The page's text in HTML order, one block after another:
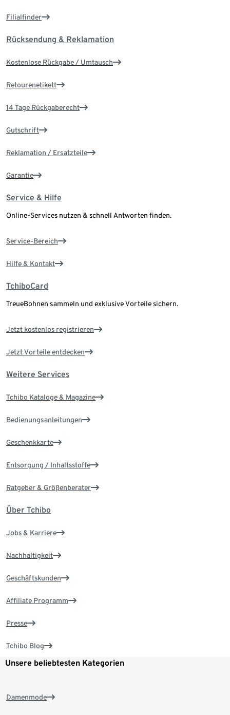
Filialfinder
Rücksendung & Reklamation
Kostenlose Rückgabe / Umtausch
Retourenetikett
14 Tage Rückgaberecht
Gutschrift
Reklamation / Ersatzteile
Garantie
Service & Hilfe
Online-Services nutzen & schnell Antworten finden.
Service-Bereich
Hilfe & Kontakt
TchiboCard
TreueBohnen sammeln und exklusive Vorteile sichern.
Jetzt kostenlos registrieren
Jetzt Vorteile entdecken
Weitere Services
Tchibo Kataloge & Magazine
Bedienungsanleitungen
Geschenkkarte
Entsorgung / Inhaltsstoffe
Ratgeber & Größenberater
Über Tchibo
Jobs & Karriere
Nachhaltigkeit
Geschäftskunden
Affiliate Programm
Presse
Tchibo Blog
Unsere beliebtesten Kategorien
Damenmode